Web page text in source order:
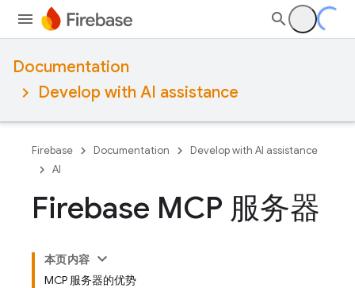
Documentation
Develop with AI assistance
Firebase Documentation
Develop with AI assistance
AI
Firebase MCP 服务器
本页内容
MCP 服务器的优势